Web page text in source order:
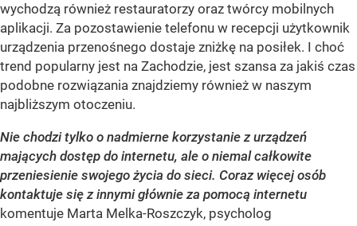
wychodzą również restauratorzy oraz twórcy mobilnych
aplikacji. Za pozostawienie telefonu w recepcji użytkownik
urządzenia przenośnego dostaje zniżkę na posiłek. I choć
trend popularny jest na Zachodzie, jest szansa za jakiś czas
podobne rozwiązania znajdziemy również w naszym
najbliższym otoczeniu.
Nie chodzi tylko o nadmierne korzystanie z urządzeń
mających dostęp do internetu, ale o niemal całkowite
przeniesienie swojego życia do sieci. Coraz więcej osób
kontaktuje się z innymi głównie za pomocą internetu
komentuje Marta Melka-Roszczyk, psycholog